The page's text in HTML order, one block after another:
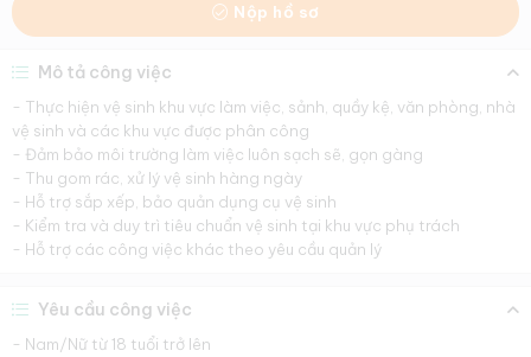
Nộp hồ sơ
Mô tả công việc
- Thực hiện vệ sinh khu vực làm việc, sảnh, quầy kệ, văn phòng, nhà
vệ sinh và các khu vực được phân công
- Đảm bảo môi trường làm việc luôn sạch sẽ, gọn gàng
- Thu gom rác, xử lý vệ sinh hàng ngày
- Hỗ trợ sắp xếp, bảo quản dụng cụ vệ sinh
- Kiểm tra và duy trì tiêu chuẩn vệ sinh tại khu vực phụ trách
- Hỗ trợ các công việc khác theo yêu cầu quản lý
Yêu cầu công việc
- Nam/Nữ từ 18 tuổi trở lên